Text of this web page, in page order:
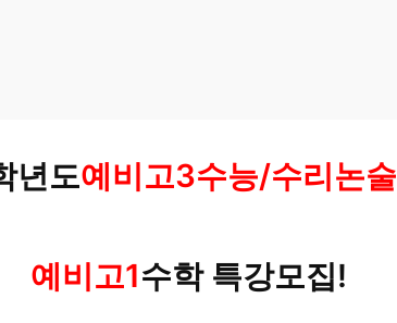
년도예비고3수능/수리논술
예비고1수학 특강모집!